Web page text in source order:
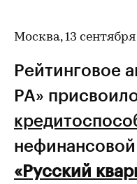
Москва, 13 сентября
Рейтинговое
РА»
«Русский